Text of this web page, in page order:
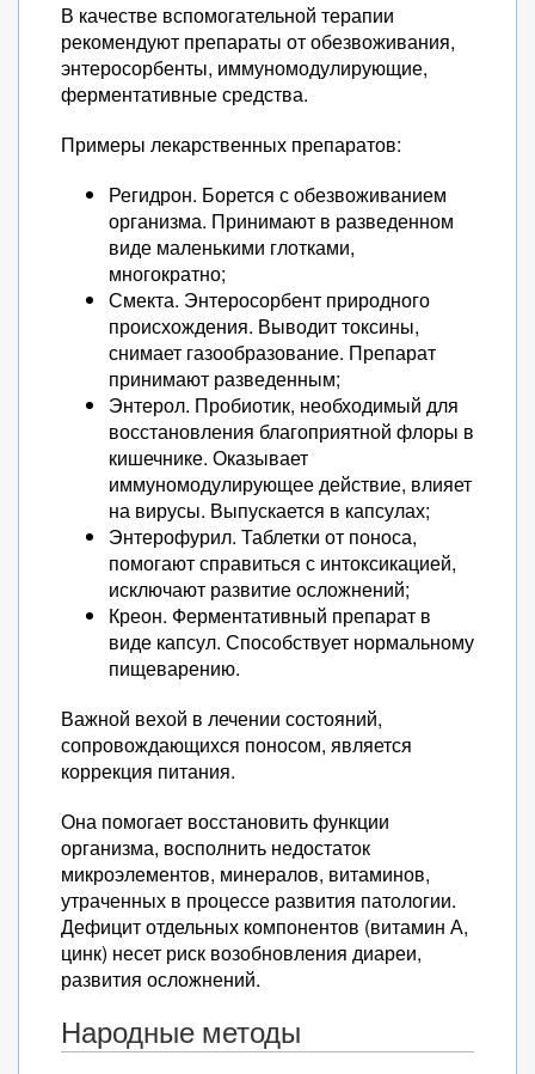
В качестве вспомогательной терапии
рекомендуют препараты от обезвоживания,
энтеросорбенты, иммуномодулирующие,
ферментативные средства.
Примеры лекарственных препаратов:
Регидрон. Борется с обезвоживанием
организма. Принимают в разведенном
виде маленькими глотками,
многократно;
Смекта. Энтеросорбент природного
происхождения. Выводит токсины,
снимает газообразование. Препарат
принимают разведенным;
Энтерол. Пробиотик, необходимый для
восстановления благоприятной флоры в
кишечнике. Оказывает
иммуномодулирующее действие, влияет
на вирусы. Выпускается в капсулах;
Энтерофурил. Таблетки от поноса,
помогают справиться с интоксикацией,
исключают развитие осложнений;
Креон. Ферментативный препарат в
виде капсул. Способствует нормальному
пищеварению.
Важной вехой в лечении состояний,
сопровождающихся поносом, является
коррекция питания.
Она помогает восстановить функции
организма, восполнить недостаток
микроэлементов, минералов, витаминов,
утраченных в процессе развития патологии.
Дефицит отдельных компонентов (витамин А,
цинк) несет риск возобновления диареи,
развития осложнений.
Народные методы